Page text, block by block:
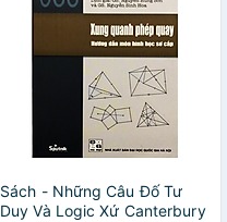
Sách - Những Câu Đố Tư
Duy Và Logic Xứ Canterbury